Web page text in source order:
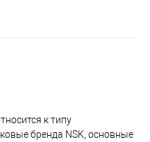
к типу
бренда NSK, основные